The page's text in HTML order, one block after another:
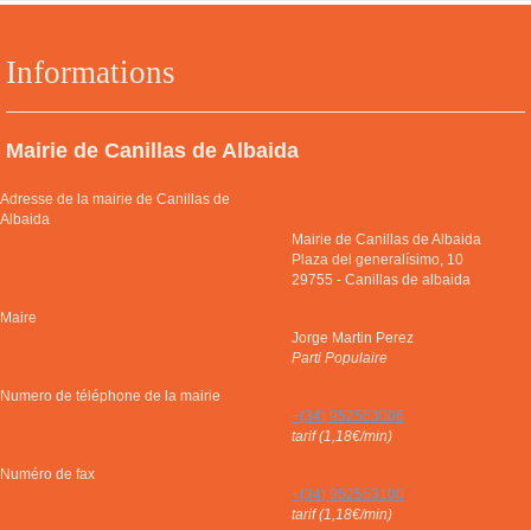
Informations
Mairie de Canillas de Albaida
Adresse de la mairie de Canillas de
Albaida
Mairie de Canillas de Albaida
Plaza del generalísimo, 10
29755 -Canillas de albaida
Maire
Jorge Martin Perez
Parti Populaire
Numero de téléphone de la mairie
+(34) 952553006
tarif (1,18€/min)
Numéro de fax
+(34) 952553100
tarif (1,18€/min)